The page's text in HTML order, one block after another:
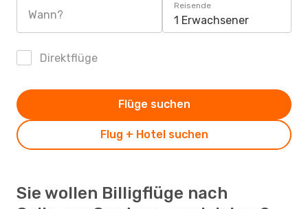
Wann?
Reisende
1 Erwachsener
Direktflüge
Flug + Hotel suchen
Flüge suchen
Sie wollen Billigflüge nach